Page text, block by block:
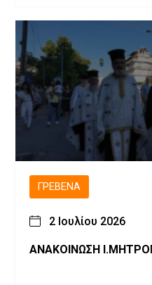
ΓΡΕΒΕΝΆ
2 Ιουλίου 2026
ΑΝΑΚΟΙΝΩΣΗ